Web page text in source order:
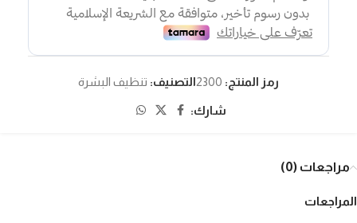
رمز المنتج: 2300التصنيف: تنظيف البشرة
شارك:
مراجعات (0)
المراجعات